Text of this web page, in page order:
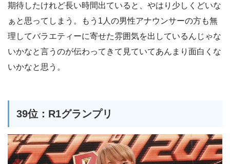
期待したけれど長い時間出ていると、やはり少しくどいな
ぁと思ってしまう。もう1人の男性アナウンサーの方も無
理してバラエティーに寄せた雰囲気を出しているんじゃな
いかなと言うのが伝わってきて見ていてあんまり面白くな
いかなと思う。
39位：R1グランプリ